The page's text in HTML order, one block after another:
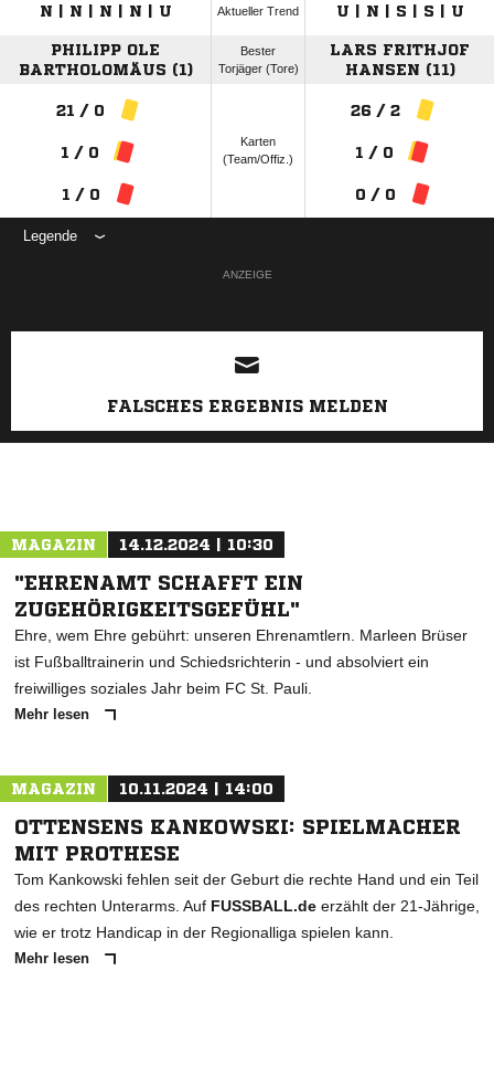
N | N | N | N | U Aktueller Trend U | N | S | S | U
PHILIPP OLE
BARTHOLOMÄUS (1)
Bester
Torjäger (Tore)
LARS FRITHJOF
HANSEN (11)
21 / 0
1 / 0
1 / 0
Karten
(Team/Offiz.)
26 / 2
1 / 0
0 / 0
Legende
ANZEIGE
FALSCHES ERGEBNIS MELDEN
MAGAZIN 14.12.2024 | 10:30
"EHRENAMT SCHAFFT EIN
ZUGEHÖRIGKEITSGEFÜHL"
Ehre, wem Ehre gebührt: unseren Ehrenamtlern. Marleen Brüser
ist Fußballtrainerin und Schiedsrichterin - und absolviert ein
freiwilliges soziales Jahr beim FC St. Pauli.
Mehr lesen
MAGAZIN 10.11.2024 | 14:00
OTTENSENS KANKOWSKI: SPIELMACHER
MIT PROTHESE
Tom Kankowski fehlen seit der Geburt die rechte Hand und ein Teil
des rechten Unterarms. Auf FUSSBALL.de erzählt der 21-Jährige,
wie er trotz Handicap in der Regionalliga spielen kann.
Mehr lesen